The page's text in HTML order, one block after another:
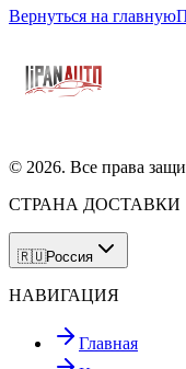
Вернуться на главную
© 2026. Все права
СТРАНА ДОСТАВКИ
🇷🇺Россия
НАВИГАЦИЯ
Главная